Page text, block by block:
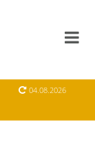
04.08.2026